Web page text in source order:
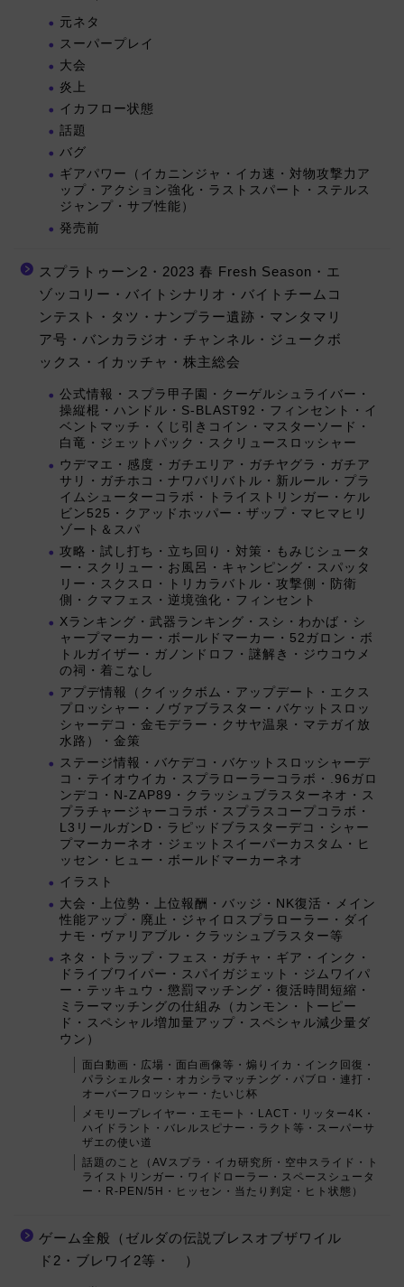
元ネタ
スーパープレイ
大会
炎上
イカフロー状態
話題
バグ
ギアパワー（イカニンジャ・イカ速・対物攻撃力ア
ップ・アクション強化・ラストスパート・ステルス
ジャンプ・サブ性能）
発売前
スプラトゥーン2・2023 春 Fresh Season・エ
ゾッコリー・バイトシナリオ・バイトチームコ
ンテスト・タツ・ナンプラー遺跡・マンタマリ
ア号・バンカラジオ・チャンネル・ジュークボ
ックス・イカッチャ・株主総会
公式情報・スプラ甲子園・クーゲルシュライバー・
操縦棍・ハンドル・S-BLAST92・フィンセント・イ
ベントマッチ・くじ引きコイン・マスターソード・
白竜・ジェットパック・スクリュースロッシャー
ウデマエ・感度・ガチエリア・ガチヤグラ・ガチア
サリ・ガチホコ・ナワバリバトル・新ルール・プラ
イムシューターコラボ・トライストリンガー・ケル
ビン525・クアッドホッパー・ザップ・マヒマヒリ
ゾート＆スパ
攻略・試し打ち・立ち回り・対策・もみじシュータ
ー・スクリュー・お風呂・キャンピング・スパッタ
リー・スクスロ・トリカラバトル・攻撃側・防衛
側・クマフェス・逆境強化・フィンセント
Xランキング・武器ランキング・スシ・わかば・シ
ャープマーカー・ボールドマーカー・52ガロン・ボ
トルガイザー・ガノンドロフ・謎解き・ジウコウメ
の祠・着こなし
アプデ情報（クイックボム・アップデート・エクス
プロッシャー・ノヴァブラスター・バケットスロッ
シャーデコ・金モデラー・クサヤ温泉・マテガイ放
水路）・金策
ステージ情報・バケデコ・バケットスロッシャーデ
コ・テイオウイカ・スプラローラーコラボ・.96ガロ
ンデコ・N-ZAP89・クラッシュブラスターネオ・ス
プラチャージャーコラボ・スプラスコープコラボ・
L3リールガンD・ラピッドブラスターデコ・シャー
プマーカーネオ・ジェットスイーパーカスタム・ヒ
ッセン・ヒュー・ボールドマーカーネオ
イラスト
大会・上位勢・上位報酬・バッジ・NK復活・メイン
性能アップ・廃止・ジャイロスプラローラー・ダイ
ナモ・ヴァリアブル・クラッシュブラスター等
ネタ・トラップ・フェス・ガチャ・ギア・インク・
ドライブワイパー・スパイガジェット・ジムワイパ
ー・テッキュウ・懲罰マッチング・復活時間短縮・
ミラーマッチングの仕組み（カンモン・トーピー
ド・スペシャル増加量アップ・スペシャル減少量ダ
ウン）
面白動画・広場・面白画像等・煽りイカ・インク回復・
パラシェルター・オカシラマッチング・パブロ・連打・
オーバーフロッシャー・たいじ杯
メモリープレイヤー・エモート・LACT・リッター4K・
ハイドラント・バレルスピナー・ラクト等・スーパーサ
ザエの使い道
話題のこと（AVスプラ・イカ研究所・空中スライド・ト
ライストリンガー・ワイドローラー・スペースシュータ
ー・R-PEN/5H・ヒッセン・当たり判定・ヒト状態）
ゲーム全般（ゼルダの伝説ブレスオブザワイル
ド2・ブレワイ2等・ ）